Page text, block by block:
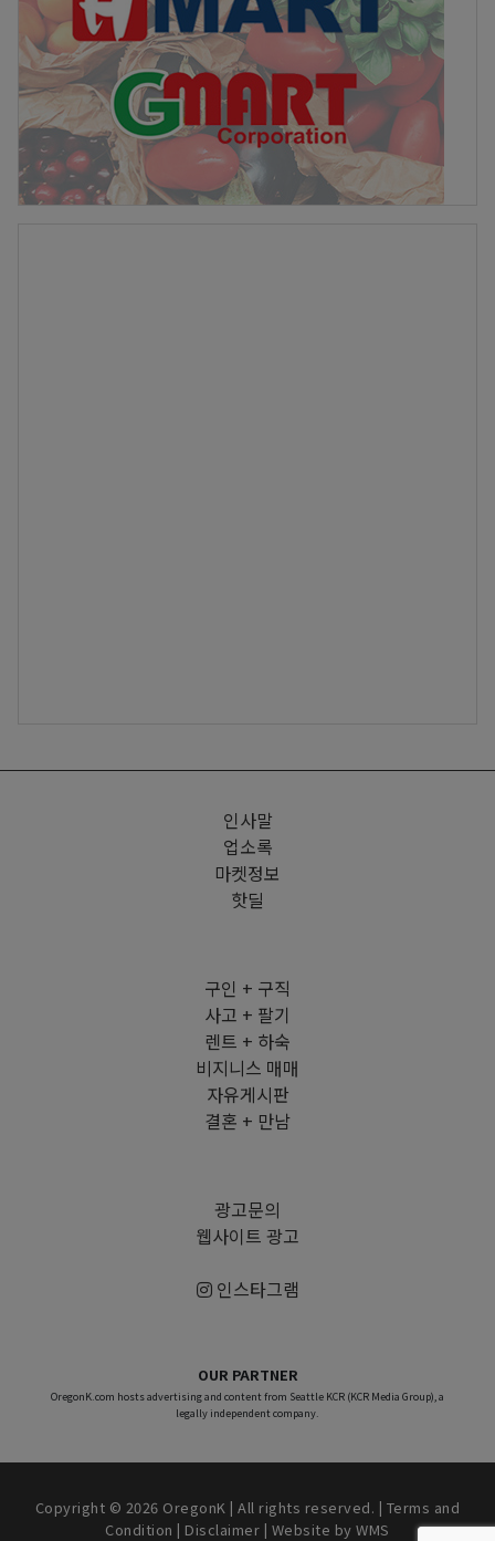
인사말
업소록
마켓정보
핫딜
구인 + 구직
사고 + 팔기
렌트 + 하숙
비지니스 매매
자유게시판
결혼 + 만남
광고문의
웹사이트 광고
인스타그램
OUR PARTNER
OregonK.com hosts advertising and content from Seattle KCR (KCR Media Group), a
legally independent company.
Copyright © 2026 OregonK | All rights reserved. | Terms and
Condition | Disclaimer | Website byWMS